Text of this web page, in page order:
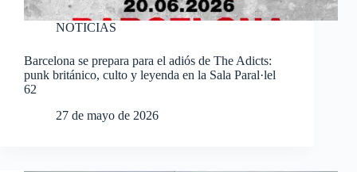
NOTICIAS
Barcelona se prepara para el adiós de The Adicts:
punk británico, culto y leyenda en la Sala Paral·lel
62
27 de mayo de 2026